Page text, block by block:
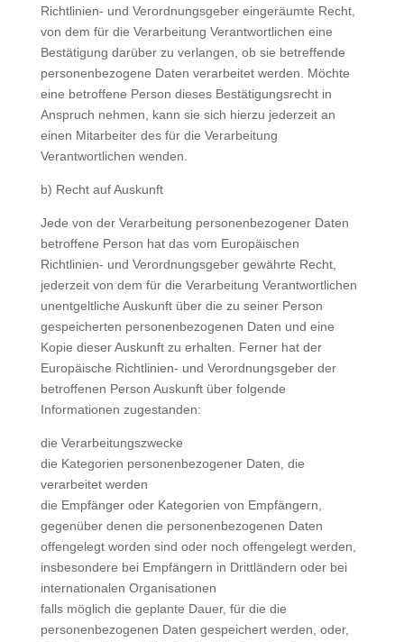
Richtlinien- und Verordnungsgeber eingeräumte Recht,
von dem für die Verarbeitung Verantwortlichen eine
Bestätigung darüber zu verlangen, ob sie betreffende
personenbezogene Daten verarbeitet werden. Möchte
eine betroffene Person dieses Bestätigungsrecht in
Anspruch nehmen, kann sie sich hierzu jederzeit an
einen Mitarbeiter des für die Verarbeitung
Verantwortlichen wenden.
b) Recht auf Auskunft
Jede von der Verarbeitung personenbezogener Daten
betroffene Person hat das vom Europäischen
Richtlinien- und Verordnungsgeber gewährte Recht,
jederzeit von dem für die Verarbeitung Verantwortlichen
unentgeltliche Auskunft über die zu seiner Person
gespeicherten personenbezogenen Daten und eine
Kopie dieser Auskunft zu erhalten. Ferner hat der
Europäische Richtlinien- und Verordnungsgeber der
betroffenen Person Auskunft über folgende
Informationen zugestanden:
die Verarbeitungszwecke
die Kategorien personenbezogener Daten, die
verarbeitet werden
die Empfänger oder Kategorien von Empfängern,
gegenüber denen die personenbezogenen Daten
offengelegt worden sind oder noch offengelegt werden,
insbesondere bei Empfängern in Drittländern oder bei
internationalen Organisationen
falls möglich die geplante Dauer, für die die
personenbezogenen Daten gespeichert werden, oder,